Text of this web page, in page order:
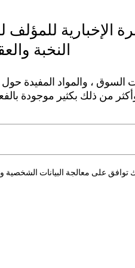
الإخبارية
النخبة
السوق ، والمواد المفيدة حول
من ذلك بكثير موجودة
توافق على معالجة البيانات